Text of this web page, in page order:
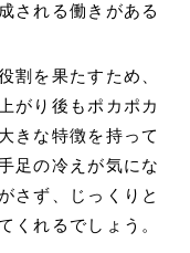
される働きがある
割を果たすため、
がり後もポカポカ
きな特徴を持って
足の冷えが気にな
さず、じっくりと
くれるでしょう。